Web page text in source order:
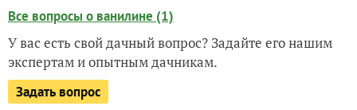
Все вопросы о ванилине (1)
У вас есть свой дачный вопрос? Задайте его нашим
экспертам и опытным дачникам.
Задать вопрос